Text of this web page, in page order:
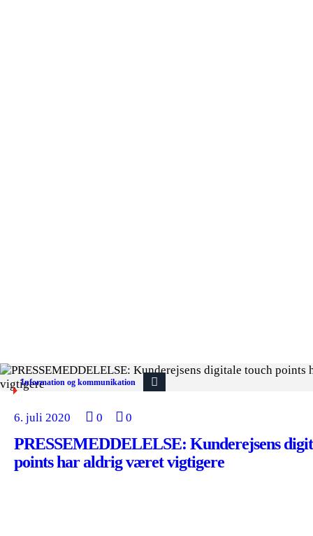
Information og kommunikation
6. juli 2020 0 0
PRESSEMEDDELELSE: Kunderejsens
points har aldrig været vigtigere